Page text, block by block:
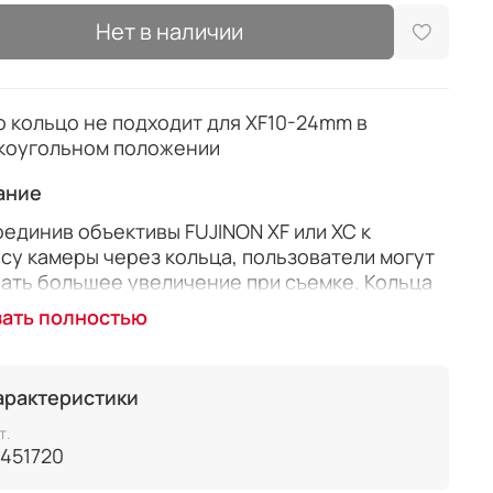
Нет в наличии
кольцо не подходит для XF10-24mm в
положении
объективы FUJINON XF или XC к
камеры через кольца, пользователи могут
большее увеличение при съемке. Кольца
электронными контактами, которые
обмен информацией между камерой
фокусировки.
Не подходит для XF10-24mm в
положении.
полностью